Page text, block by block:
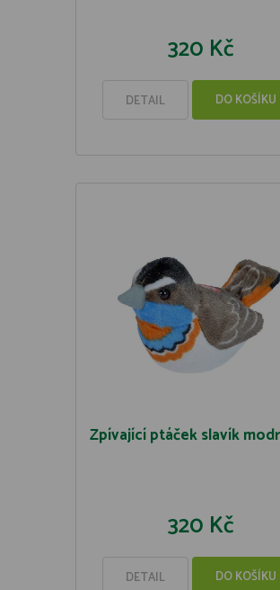
320 Kč
DETAIL DO KOŠÍKU
Zpívající ptáček slavík
320 Kč
DETAIL DO KOŠÍKU